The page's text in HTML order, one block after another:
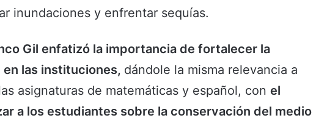
inundaciones y enfrentar sequías.
Gil enfatizó la importancia de fortalecer la
las instituciones, dándole la misma relevancia a
asignaturas de matemáticas y español, con el
a los estudiantes sobre la conservación del medio